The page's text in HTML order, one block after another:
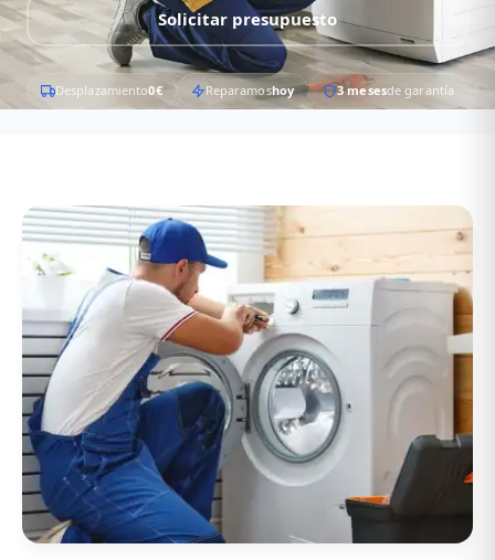
Solicitar presupuesto
Desplazamiento0€ Reparamoshoy 3 mesesde garantía